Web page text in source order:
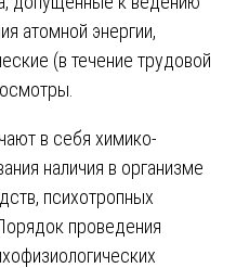
атомной энергии,
(в течение трудовой
в себя химико-
наличия в организме
психотропных
проведения